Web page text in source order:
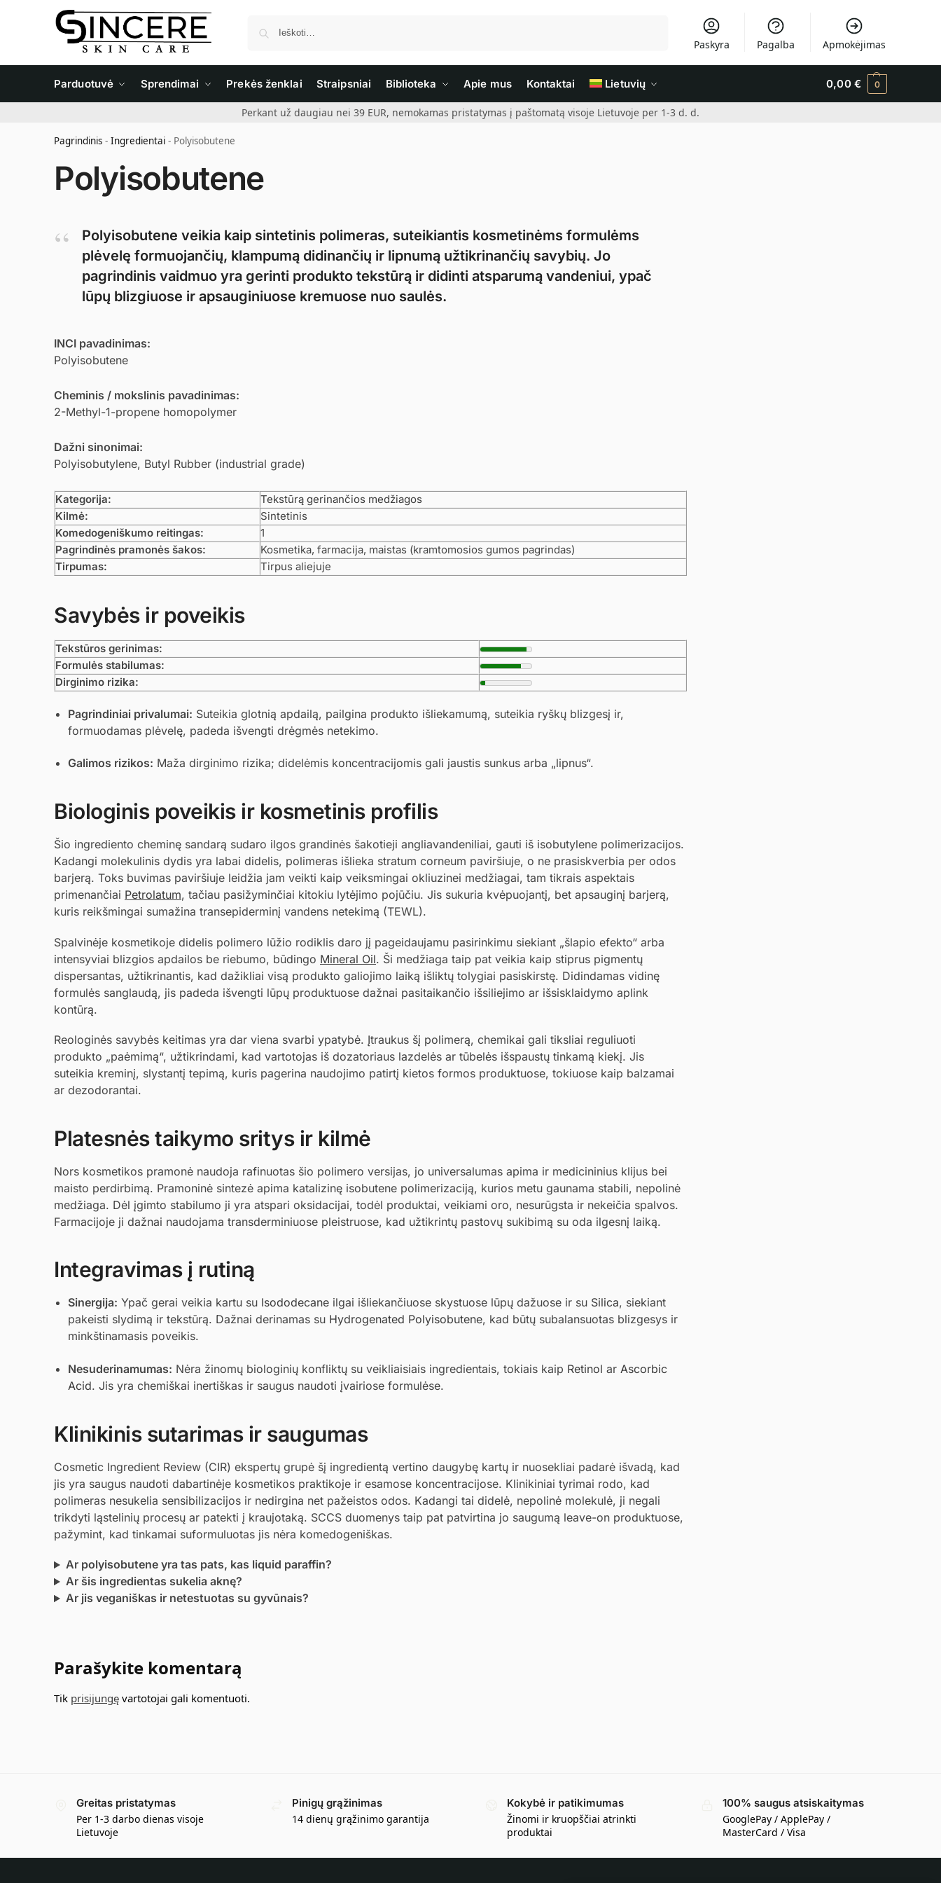
Paskyra Pagalba Apmokėjimas
Parduotuvė Sprendimai Prekės ženklai Straipsniai Biblioteka Apie mus Kontaktai Lietuvių 0,00 € 0
Perkant už daugiau nei 39 EUR, nemokamas pristatymas į paštomatą visoje Lietuvoje per 1-3 d. d.
Pagrindinis - Ingredientai - Polyisobutene
Polyisobutene
Polyisobutene veikia kaip sintetinis polimeras, suteikiantis kosmetinėms formulėms
plėvelę formuojančių, klampumą didinančių ir lipnumą užtikrinančių savybių. Jo
pagrindinis vaidmuo yra gerinti produkto tekstūrą ir didinti atsparumą vandeniui, ypač
lūpų blizgiuose ir apsauginiuose kremuose nuo saulės.
INCI pavadinimas:
Polyisobutene
Cheminis / mokslinis pavadinimas:
2-Methyl-1-propene homopolymer
Dažni sinonimai:
Polyisobutylene, Butyl Rubber (industrial grade)
Kategorija:
Tekstūrą gerinančios medžiagos
Kilmė:
Sintetinis
Komedogeniškumo reitingas:
1
Pagrindinės pramonės šakos:
Kosmetika, farmacija, maistas (kramtomosios gumos pagrindas)
Tirpumas:
Tirpus aliejuje
Savybės ir poveikis
Tekstūros gerinimas:
Formulės stabilumas:
Dirginimo rizika:
Pagrindiniai privalumai: Suteikia glotnią apdailą, pailgina produkto išliekamumą, suteikia ryškų blizgesį ir,
formuodamas plėvelę, padeda išvengti drėgmės netekimo.
Galimos rizikos: Maža dirginimo rizika; didelėmis koncentracijomis gali jaustis sunkus arba „lipnus“.
Biologinis poveikis ir kosmetinis profilis
Šio ingrediento cheminę sandarą sudaro ilgos grandinės šakotieji angliavandeniliai, gauti iš isobutylene polimerizacijos.
Kadangi molekulinis dydis yra labai didelis, polimeras išlieka stratum corneum paviršiuje, o ne prasiskverbia per odos
barjerą. Toks buvimas paviršiuje leidžia jam veikti kaip veiksmingai okliuzinei medžiagai, tam tikrais aspektais
primenančiai Petrolatum, tačiau pasižyminčiai kitokiu lytėjimo pojūčiu. Jis sukuria kvėpuojantį, bet apsauginį barjerą,
kuris reikšmingai sumažina transepiderminį vandens netekimą (TEWL).
Spalvinėje kosmetikoje didelis polimero lūžio rodiklis daro jį pageidaujamu pasirinkimu siekiant „šlapio efekto“ arba
intensyviai blizgios apdailos be riebumo, būdingo Mineral Oil. Ši medžiaga taip pat veikia kaip stiprus pigmentų
dispersantas, užtikrinantis, kad dažikliai visą produkto galiojimo laiką išliktų tolygiai pasiskirstę. Didindamas vidinę
formulės sanglaudą, jis padeda išvengti lūpų produktuose dažnai pasitaikančio išsiliejimo ar išsisklaidymo aplink
kontūrą.
Reologinės savybės keitimas yra dar viena svarbi ypatybė. Įtraukus šį polimerą, chemikai gali tiksliai reguliuoti
produkto „paėmimą“, užtikrindami, kad vartotojas iš dozatoriaus lazdelės ar tūbelės išspaustų tinkamą kiekį. Jis
suteikia kreminį, slystantį tepimą, kuris pagerina naudojimo patirtį kietos formos produktuose, tokiuose kaip balzamai
ar dezodorantai.
Platesnės taikymo sritys ir kilmė
Nors kosmetikos pramonė naudoja rafinuotas šio polimero versijas, jo universalumas apima ir medicininius klijus bei
maisto perdirbimą. Pramoninė sintezė apima katalizinę isobutene polimerizaciją, kurios metu gaunama stabili, nepolinė
medžiaga. Dėl įgimto stabilumo ji yra atspari oksidacijai, todėl produktai, veikiami oro, nesurūgsta ir nekeičia spalvos.
Farmacijoje ji dažnai naudojama transderminiuose pleistruose, kad užtikrintų pastovų sukibimą su oda ilgesnį laiką.
Integravimas į rutiną
Sinergija: Ypač gerai veikia kartu su Isododecane ilgai išliekančiuose skystuose lūpų dažuose ir su Silica, siekiant
pakeisti slydimą ir tekstūrą. Dažnai derinamas su Hydrogenated Polyisobutene, kad būtų subalansuotas blizgesys ir
minkštinamasis poveikis.
Nesuderinamumas: Nėra žinomų biologinių konfliktų su veikliaisiais ingredientais, tokiais kaip Retinol ar Ascorbic
Acid. Jis yra chemiškai inertiškas ir saugus naudoti įvairiose formulėse.
Klinikinis sutarimas ir saugumas
Cosmetic Ingredient Review (CIR) ekspertų grupė šį ingredientą vertino daugybę kartų ir nuosekliai padarė išvadą, kad
jis yra saugus naudoti dabartinėje kosmetikos praktikoje ir esamose koncentracijose. Klinikiniai tyrimai rodo, kad
polimeras nesukelia sensibilizacijos ir nedirgina net pažeistos odos. Kadangi tai didelė, nepolinė molekulė, ji negali
trikdyti ląstelinių procesų ar patekti į kraujotaką. SCCS duomenys taip pat patvirtina jo saugumą leave-on produktuose,
pažymint, kad tinkamai suformuluotas jis nėra komedogeniškas.
Ar polyisobutene yra tas pats, kas liquid paraffin?
Ar šis ingredientas sukelia aknę?
Ar jis veganiškas ir netestuotas su gyvūnais?
Parašykite komentarą
Tik prisijungę vartotojai gali komentuoti.
Greitas pristatymas
Per 1-3 darbo dienas visoje
Lietuvoje
Pinigų grąžinimas
14 dienų grąžinimo garantija
Kokybė ir patikimumas
Žinomi ir kruopščiai atrinkti
produktai
100% saugus atsiskaitymas
GooglePay / ApplePay /
MasterCard / Visa